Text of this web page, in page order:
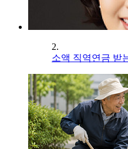
2.
소액 직역연금 받